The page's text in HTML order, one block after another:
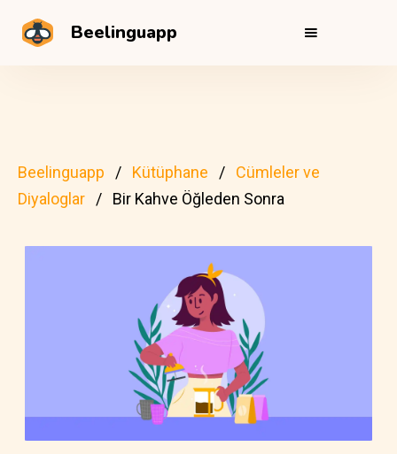
Beelinguapp
Beelinguapp Kütüphane
Cümleler ve
Diyaloglar
Bir Kahve Öğleden Sonra